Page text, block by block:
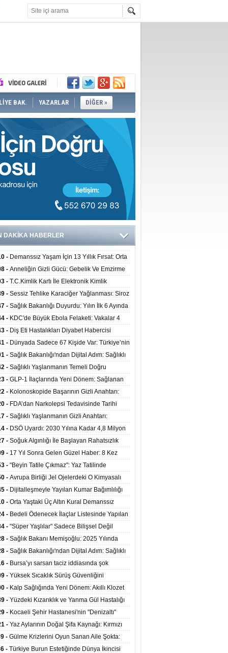
BAK. YAZARLAR DİĞER »
DAKİKA HABERLER
- Demanssız Yaşam İçin 13 Yıllık Fırsat: Orta
Yaşam Tarzı Beyin Sağlığını Belirliyor
- Anneliğin Gizli Gücü: Gebelik Ve Emzirme
Dayanıklılığı Artırabilir Mi?
- T.C.Kimlik Kartı İle Elektronik Kimlik
Yöntemi (Biyometrik Kimlik Doğrulama
07.08.2026
- Sessiz Tehlike Karaciğer Yağlanması: Siroz
Krizine Davetiye Çıkarıyor!
- Sağlık Bakanlığı Duyurdu: Yılın İlk 6 Ayında
Fazla Hasta Hiperbarik Oksijen Tedavisi
- KDC'de Büyük Ebola Felaketi: Vakalar 4
Virüste Mutasyon Şüphesi!
- Diş Eti Hastalıkları Diyabet Habercisi
Ağız Sağlığı Ve Şeker Arasındaki Çift Yönlü
- Dünyada Sadece 67 Kişide Var: Türkiye’nin
Sendromu Vakası Diyarbakır’da
Edildi
- Sağlık Bakanlığı'ndan Dijital Adım: Sağlıklı
Merkezlerinde Uzaktan Danışmanlık Dönemi
- Sağlıklı Yaşlanmanın Temeli Doğru
Geçiyor: İleri Yaşta Hangi Besin
İhtiyaç Duyuluyor?
- GLP-1 İlaçlarında Yeni Dönem: Sağlanan
Yalnızca Kilo Kaybıyla Sınırlı Değil
- Kolonoskopide Başarının Gizli Anahtarı:
Bağırsak Temizliği Poliplerin Gözden
Neden Oluyor
- FDA’dan Narkolepsi Tedavisinde Tarihi
Oreksin Sistemini Hedefleyen İlk İlaç
Sunuldu
- Sağlıklı Yaşlanmanın Gizli Anahtarı:
Kuvvet Antrenmanı Kas Ve Kemik Sağlığını
- DSÖ Uyardı: 2030 Yılına Kadar 4,8 Milyon
ve Ebe Açığı Oluşabilir
- Soğuk Algınlığı İle Başlayan Rahatsızlık
Yetmezliği Çıktı: 17 Yıl Sonra Nakille
Tutundu
- 17 Yıl Sonra Gelen Güzel Haber: 8 Kez
Hastaya 9'uncu Çağrıda Nakil Yapıldı
- "Beyin Tatile Çıkmaz": Yaz Tatilinde
Yüzde 39'u Unutulabiliyor
- Avrupa Birliği Jel Ojelerdeki O Kimyasalı
Kısırlık ve Alerji Riski Uyarısı
- Dijitalleşmeyle Yayılan Kumar Bağımlılığı
ve Aileyi Yıkıma Uğratıyor
- Orta Yaştaki Üç Altın Kural Demanssız
13 Yıl Uzatabiliyor
- Bedeli Ödenecek İlaçlar Listesinde Yapılan
Hakkında Duyuru 2026/30
- "Süper Yaşlılar" Sadece Bilişsel Değil
Olarak da Daha Sağlıklı Yaşıyor
- Sağlık Bakanı Memişoğlu: 2025 Yılında
Aşkın Kişiye Emzirme Eğitimi Verildi
- Sağlık Bakanlığı'ndan Dijital Adım: Sağlıklı
Merkezlerinde Uzaktan Sağlık Hizmeti
- Bursa’yı sarsan taciz iddiasında şok
- Yüksek Sıcaklık Sürüş Güvenliğini
40 Derecede Güvenli Sürüş Süresi 53
İniyor
- Kalp Sağlığında Yeni Dönem: Akıllı Klozet
30 Saniyede Ritim Bozukluğunu Tespit
- Yüzdeki Kızarıklık ve Yanma Gül Hastalığı
Belirtisi Olabilir
- Kocaeli Şehir Hastanesi'nin "Denizaltı"
Ünitesi Hastalara Umut Oluyor
- Yaz Aylarının Doğal Şifa Kaynağı: Kırmızı
Bağışıklığı ve Kalbi Koruyor
- Gülme Krizlerini Oyun Sanan Aile Şokta:
Çocuk 8 Kez Felç Geçirdi
- Türkiye Burun Estetiğinde Dünya İkincisi